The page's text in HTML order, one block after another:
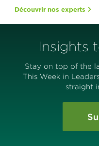
Découvrir nos experts
Insights
Stay on top of the
This Week in
straight